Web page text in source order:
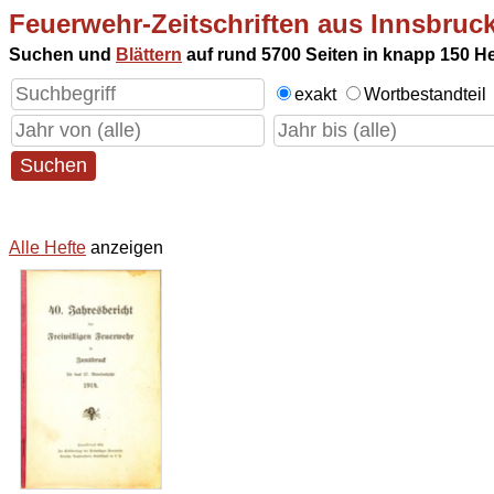
Feuerwehr-Zeitschriften aus
Suchen und Blättern auf rund 5700 Seiten in knapp 150
exakt Wortbestandteil
Alle Hefte anzeigen